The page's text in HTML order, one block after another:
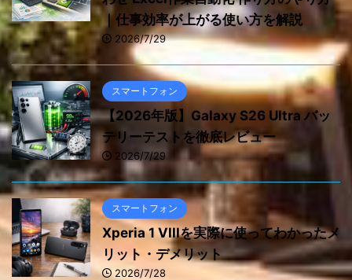
｜仕事効率が上がる使い方を解説
2026/7/29
スマートフォン
【2026年版】Galaxy S26 Ultra バッ
テリーテストを徹底レビュー
2026/7/29
スマートフォン
Xperia 1 VIIIを実際に使ってわかったメ
リット・デメリット
2026/7/28